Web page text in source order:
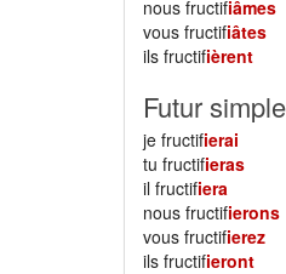
nous fructifiâmes
vous fructifiâtes
ils fructifièrent
Futur simple
je fructifierai
tu fructifieras
il fructifiera
nous fructifierons
vous fructifierez
ils fructifieront